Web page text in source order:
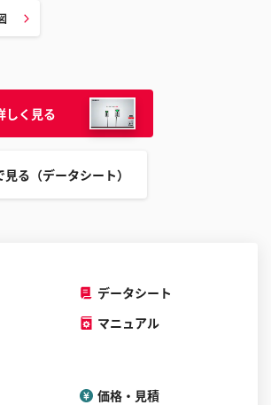
しく見る
る（データシート）
データシート
マニュアル
価格・見積